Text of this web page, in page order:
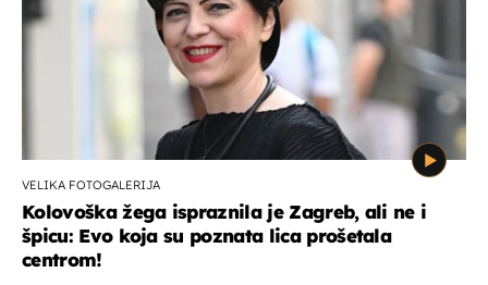
VELIKA FOTOGALERIJA
Kolovoška žega ispraznila je Zagreb, ali ne i
špicu: Evo koja su poznata lica prošetala
centrom!